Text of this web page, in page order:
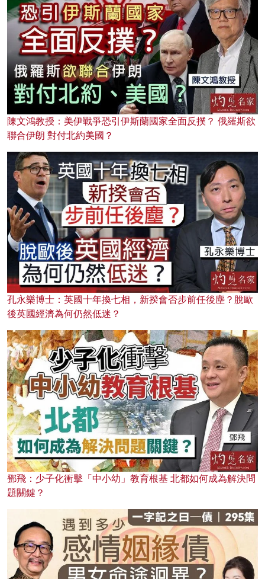
陳文鴻教授：美伊戰爭恐引伊斯蘭國家全面反撲？ 俄羅斯欲
聯合伊朗 對付北約美國？
孔永樂博士：英國十年換七相，新揆會否步前任後塵？脫歐
後英國經濟為何仍然低迷？
鄧飛：少子化衝擊「中小幼」教育根基 北都如何成為解決問
題關鍵？